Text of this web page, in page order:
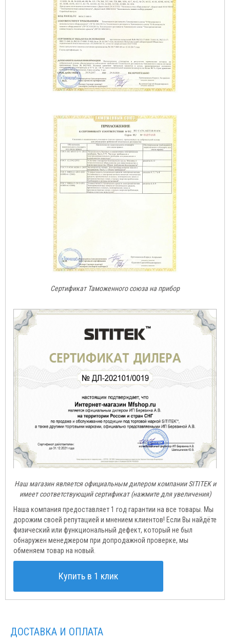
Сертификат Таможенного союза на прибор
Наш магазин является официальным дилером компании SITITEK и
имеет соответствующий сертификат (нажмите для увеличения)
Наша компания предоставляет 1 год гарантии на все товары. Мы
дорожим своей репутацией и мнением клиентов! Если Вы найдёте
физический или функциональный дефект, который не был
обнаружен менеджером при допродажной проверке, мы
обменяем товар на новый.
Купить в 1 клик
ДОСТАВКА И ОПЛАТА